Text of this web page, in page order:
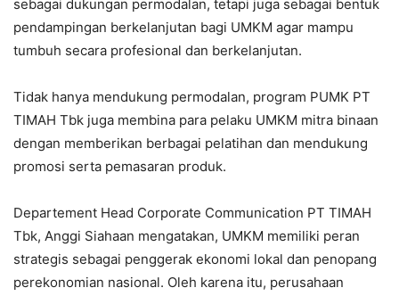
sebagai dukungan permodalan, tetapi juga sebagai bentuk
pendampingan berkelanjutan bagi UMKM agar mampu
tumbuh secara profesional dan berkelanjutan.
Tidak hanya mendukung permodalan, program PUMK PT
TIMAH Tbk juga membina para pelaku UMKM mitra binaan
dengan memberikan berbagai pelatihan dan mendukung
promosi serta pemasaran produk.
Departement Head Corporate Communication PT TIMAH
Tbk, Anggi Siahaan mengatakan, UMKM memiliki peran
strategis sebagai penggerak ekonomi lokal dan penopang
perekonomian nasional. Oleh karena itu, perusahaan